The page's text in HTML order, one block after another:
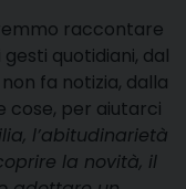
raccontare
quotidiani, dal
fa notizia, dalla
cose, per aiutarci
l’abitudinarietà
la novità, il